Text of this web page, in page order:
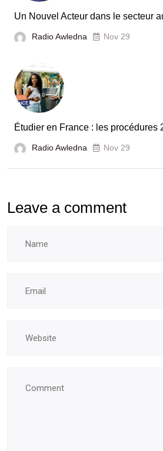
France
et
écoles
Un Nouvel Acteur dans le secteur
Radio Awledna Nov 29
Étudier en France : les procédures
Radio Awledna Nov 29
Leave a comment